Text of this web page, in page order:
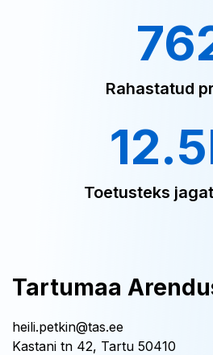
Rahastatud
Toetusteks
Tartumaa
heili.petkin@tas.ee
Kastani tn 42, Tartu 50410